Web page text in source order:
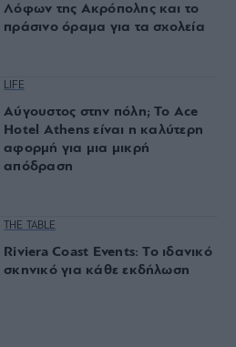
Λόφων της Ακρόπολης και το
πράσινο όραμα για τα σχολεία
LIFE
Αύγουστος στην πόλη; Το Ace
Hotel Athens είναι η καλύτερη
αφορμή για μια μικρή
απόδραση
THE TABLE
Riviera Coast Events: Το ιδανικό
σκηνικό για κάθε εκδήλωση